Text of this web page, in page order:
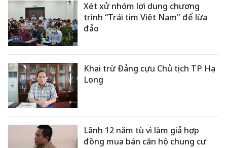
Xét xử nhóm lợi dụng chương
trình “Trái tim Việt Nam" để lừa
đảo
Khai trừ Đảng cựu Chủ tịch TP Hạ
Long
Lãnh 12 năm tù vì làm giả hợp
đồng mua bán căn hộ chung cư